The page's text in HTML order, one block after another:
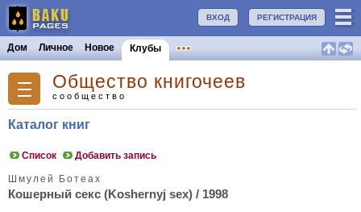
РЕГИСТРАЦИЯ
ВХОД
Дом Личное Новое Клубы
Общество книгочеев
сообщество
Каталог книг
Список Добавить запись
Шмулей Ботеах
Кошерный секс (Koshernyj sex) / 1998